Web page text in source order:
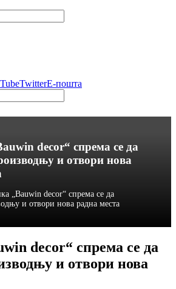
TwitterЕ-пошта
decor“ спрема се да
и отвори нова
„Bauwin decor“ спрема се да
и отвори нова радна места
decor“ спрема се да
и отвори нова